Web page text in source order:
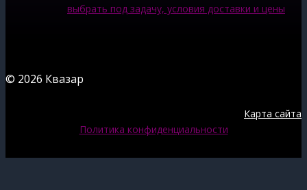
выбрать под задачу, условия доставки и цены
© 2026 Квазар
Карта сайта
Политика конфиденциальности